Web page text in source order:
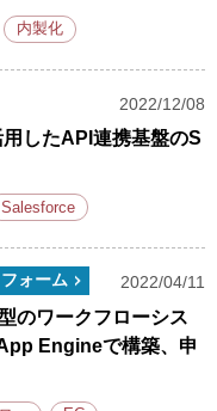
内製化
2022/12/08
したAPI連携基盤のS
Salesforce
ォーム 2022/04/11
のワークフローシス
Engineで構築、申